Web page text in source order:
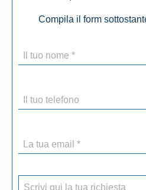
Compila il form